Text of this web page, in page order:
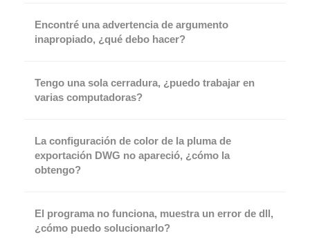
Encontré una advertencia de argumento
inapropiado, ¿qué debo hacer?
Tengo una sola cerradura, ¿puedo trabajar en
varias computadoras?
La configuración de color de la pluma de
exportación DWG no apareció, ¿cómo la
obtengo?
El programa no funciona, muestra un error de dll,
¿cómo puedo solucionarlo?